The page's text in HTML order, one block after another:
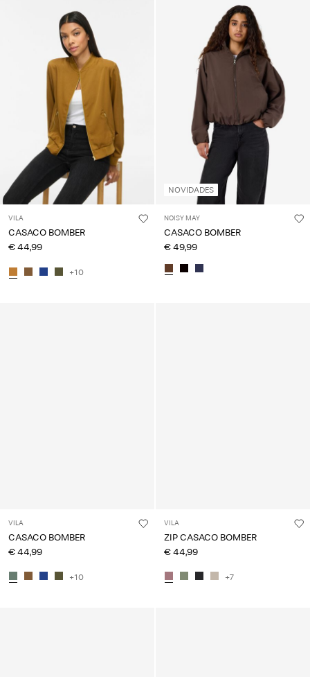
VILA
CASACO BOMBER
€ 44,99
+10
NOVIDADES
NOISY MAY
CASACO BOMBER
€ 49,99
VILA
CASACO BOMBER
€ 44,99
+10
VILA
ZIP CASACO BOMBER
€ 44,99
+7